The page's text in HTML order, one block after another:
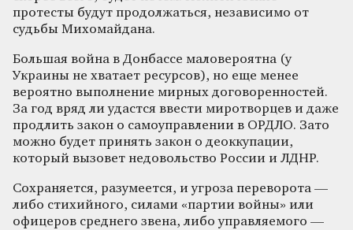
протесты будут продолжаться, независимо от
судьбы Михомайдана.
Большая война в Донбассе маловероятна (у
Украины не хватает ресурсов), но еще менее
вероятно выполнение мирных договоренностей.
За год вряд ли удастся ввести миротворцев и даже
продлить закон о самоуправлении в ОРДЛО. Зато
можно будет принять закон о деоккупации,
который вызовет недовольство России и ЛДНР.
Сохраняется, разумеется, и угроза переворота —
либо стихийного, силами «партии войны» или
офицеров среднего звена, либо управляемого —